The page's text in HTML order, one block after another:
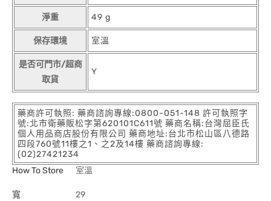
淨重 49 g
保存環境 室溫
是否可門市/超商
取貨
Y
藥商許可執照: 藥商諮詢專線:0800-051-148 許可執照字
號:北市衛藥販松字第620101C611號 藥商名稱:台灣屈臣氏
個人用品商店股份有限公司 藥商地址:台北市松山區八德路
四段760號11樓之1、之2及14樓 藥商諮詢專線:
(02)27421234
How To Store
室溫
寬 29